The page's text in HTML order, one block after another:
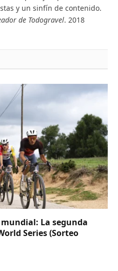
y un sinfín de contenido.
de Todogravel. 2018
La segunda
Series (Sorteo